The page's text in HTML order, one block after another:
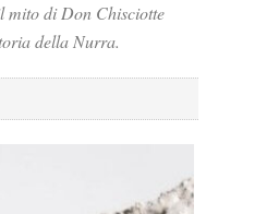
mito di Don Chisciotte
della Nurra.